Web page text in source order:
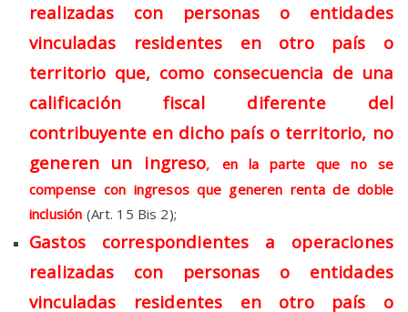
realizadas con personas o entidades
vinculadas residentes en otro país o
territorio que, como consecuencia de una
calificación fiscal diferente del
contribuyente en dicho país o territorio, no
generen un ingreso,
en la parte que no se
compense con ingresos que generen renta de doble
inclusión (Art. 15 Bis 2);
Gastos correspondientes a operaciones
realizadas con personas o entidades
vinculadas residentes en otro país o